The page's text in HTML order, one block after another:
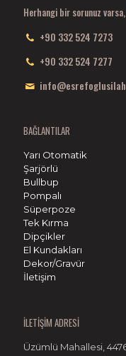
Herhangi bir sorunuz
+90 332 524 7273
+90 332 524 7277
BAĞLANTILAR
Yarı Otomatik
Şarjörlü
Bullbup
Pompalı
Süperpoze
Tek Kırma
Dipçikler
El Kundakları
Dekor/Gravür
İletişim
İLETİŞİM ADRESİ
Üzümlü Mahallesi,